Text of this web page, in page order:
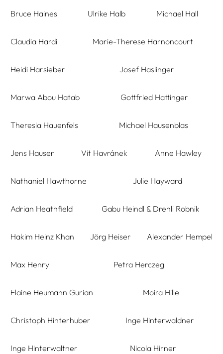
Bruce Haines Ulrike Halb Michael Hall
Claudia Hardi Marie-Therese Harnoncourt
Heidi Harsieber Josef Haslinger
Marwa Abou Hatab Gottfried Hattinger
Theresia Hauenfels Michael Hausenblas
Jens Hauser Vit Havránek Anne Hawley
Nathaniel Hawthorne Julie Hayward
Adrian Heathfield Gabu Heindl & Drehli Robnik
Hakim Heinz Khan Jörg Heiser Alexander Hempel
Max Henry Petra Herczeg
Elaine Heumann Gurian Moira Hille
Christoph Hinterhuber Inge Hinterwaldner
Inge Hinterwaltner Nicola Hirner